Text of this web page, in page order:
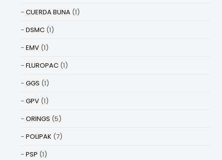
CUERDA BUNA (1)
DSMC (1)
EMV (1)
FLUROPAC (1)
GGS (1)
GPV (1)
ORINGS (5)
POLIPAK (7)
PSP (1)